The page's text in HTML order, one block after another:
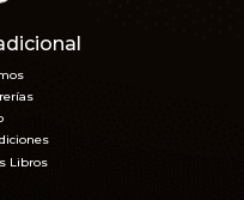
Libros